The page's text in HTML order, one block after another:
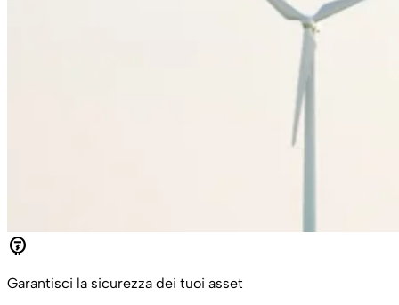
electric_meter
Garantisci la sicurezza dei tuoi asset